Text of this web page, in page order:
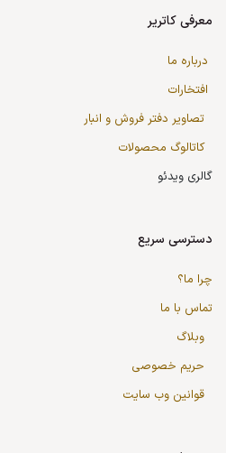
معرفی کاتریر
درباره ما
افتخارات
تصاویر دفتر فروش و انبار
کاتالوگ محصولات
گالری ویدئو
دسترسی سریع
چرا ما؟
تماس با ما
وبلاگ
حریم خصوصی
قوانین وب سایت